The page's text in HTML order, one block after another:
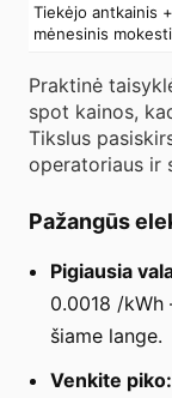
Tiekėjo antkainis +
mėnesinis
Praktinė
spot kainos,
Tikslus
operatoriaus ir
Pažangūs
Pigiausia
0.0018 /
šiame lange.
Venkite piko: